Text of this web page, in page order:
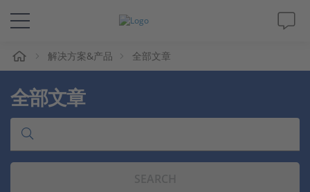
解决方案&产品
Support
视频
解决方案&产品 全部文章
全部文章